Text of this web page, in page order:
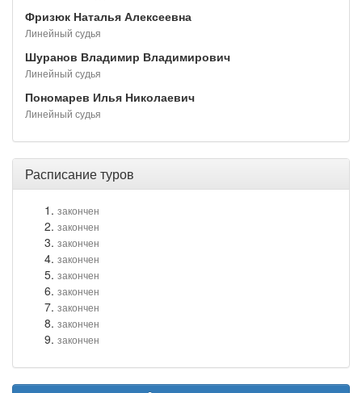
Фризюк Наталья Алексеевна
Линейный судья
Шуранов Владимир Владимирович
Линейный судья
Пономарев Илья Николаевич
Линейный судья
Расписание туров
закончен
закончен
закончен
закончен
закончен
закончен
закончен
закончен
закончен